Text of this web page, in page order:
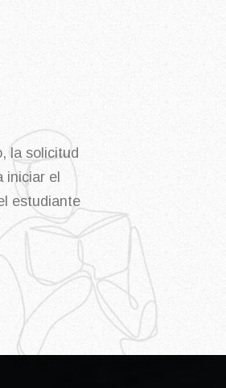
la solicitud
iniciar el
estudiante